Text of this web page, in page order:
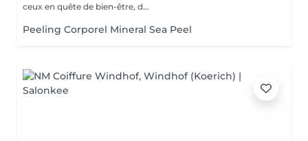
ceux en quête de bien-être, d...
Peeling Corporel Mineral Sea Peel